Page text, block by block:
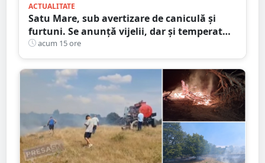
ACTUALITATE
Satu Mare, sub avertizare de caniculă și
furtuni. Se anunță vijelii, dar și temperaturi
ridicate. Avertizarea ANM
acum 15 ore